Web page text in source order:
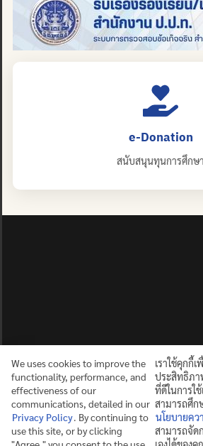
e-Donation
สนับสนุนทุนการศึกษา
ปญฺญาย ปริสุชฺฌติ (คนย่อมบริสุท
We uses cookies to improve the
functionality, performance, and
effectiveness of our
communications, detailed in our
Privacy Policy. By continuing to
use this site, or by clicking
เราใช้คุกกี้
ประสิทธิภ
ที่ดีในการใ
สามารถศึก
นโยบายคว
สามารถจัด